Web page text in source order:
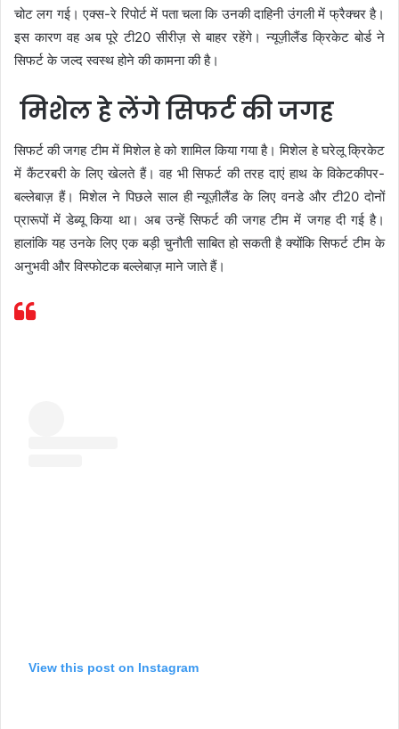
चोट लग गई। एक्स-रे रिपोर्ट में पता चला कि उनकी दाहिनी उंगली में फ्रैक्चर है।
इस कारण वह अब पूरे टी20 सीरीज़ से बाहर रहेंगे। न्यूज़ीलैंड क्रिकेट बोर्ड ने
सिफर्ट के जल्द स्वस्थ होने की कामना की है।
मिशेल हे लेंगे सिफर्ट की जगह
सिफर्ट की जगह टीम में मिशेल हे को शामिल किया गया है। मिशेल हे घरेलू क्रिकेट
में कैंटरबरी के लिए खेलते हैं। वह भी सिफर्ट की तरह दाएं हाथ के विकेटकीपर-
बल्लेबाज़ हैं। मिशेल ने पिछले साल ही न्यूज़ीलैंड के लिए वनडे और टी20 दोनों
प्रारूपों में डेब्यू किया था। अब उन्हें सिफर्ट की जगह टीम में जगह दी गई है।
हालांकि यह उनके लिए एक बड़ी चुनौती साबित हो सकती है क्योंकि सिफर्ट टीम के
अनुभवी और विस्फोटक बल्लेबाज़ माने जाते हैं।
View this post on Instagram